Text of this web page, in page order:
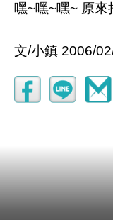
嘿~嘿~嘿~ 原
文/小鎮 2006/